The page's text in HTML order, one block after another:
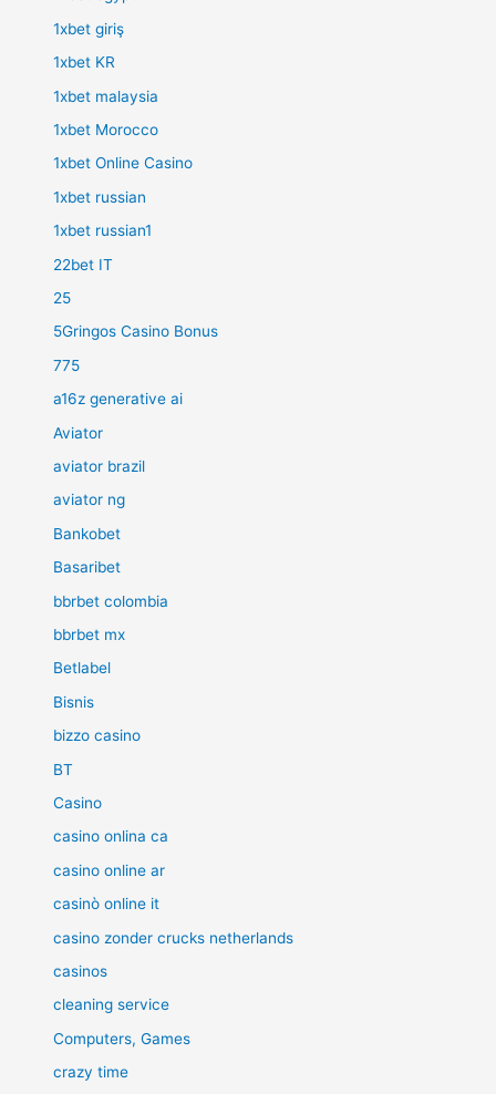
1xbet giriş
1xbet KR
1xbet malaysia
1xbet Morocco
1xbet Online Casino
1xbet russian
1xbet russian1
22bet IT
25
5Gringos Casino Bonus
775
a16z generative ai
Aviator
aviator brazil
aviator ng
Bankobet
Basaribet
bbrbet colombia
bbrbet mx
Betlabel
Bisnis
bizzo casino
BT
Casino
casino onlina ca
casino online ar
casinò online it
casino zonder crucks netherlands
casinos
cleaning service
Computers, Games
crazy time